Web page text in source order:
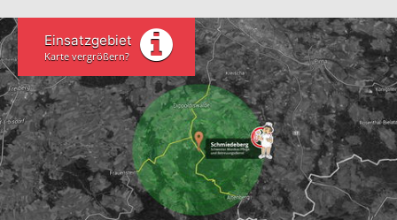
Einsatzgebiet
Karte vergrößern?